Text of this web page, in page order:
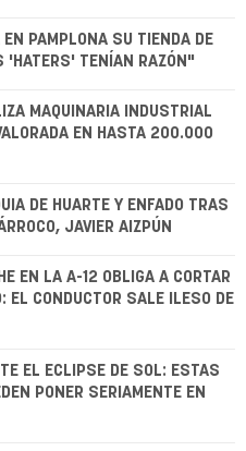
PAMPLONA SU TIENDA DE
'HATERS' TENÍAN RAZÓN"
MAQUINARIA INDUSTRIAL
EN HASTA 200.000
DE HUARTE Y ENFADO TRAS
JAVIER AIZPÚN
EN LA A-12 OBLIGA A CORTAR
EL CONDUCTOR SALE ILESO DE
EL ECLIPSE DE SOL: ESTAS
PONER SERIAMENTE EN